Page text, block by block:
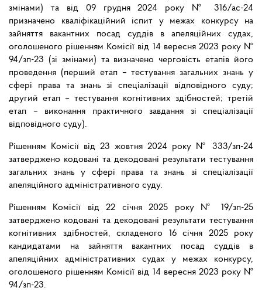
змінами) та від 09 грудня 2024 року № 316/ас-24
призначено кваліфікаційний іспит у межах конкурсу на
зайняття вакантних посад суддів в апеляційних судах,
оголошеного рішенням Комісії від 14 вересня 2023 року №
94/зп-23 (зі змінами) та визначено черговість етапів його
проведення (перший етап – тестування загальних знань у
сфері права та знань зі спеціалізації відповідного суду;
другий етап – тестування когнітивних здібностей; третій
етап – виконання практичного завдання зі спеціалізації
відповідного суду).
Рішенням Комісії від 23 жовтня 2024 року № 333/зп-24
затверджено кодовані та декодовані результати тестування
загальних знань у сфері права та знань зі спеціалізації
апеляційного адміністративного суду.
Рішенням Комісії від 22 січня 2025 року № 19/зп-25
затверджено кодовані та декодовані результати тестування
когнітивних здібностей, складеного 16 січня 2025 року
кандидатами на зайняття вакантних посад суддів в
апеляційних адміністративних судах у межах конкурсу,
оголошеного рішенням Комісії від 14 вересня 2023 року №
94/зп-23.